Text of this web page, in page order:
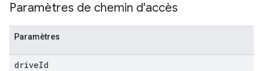
Paramètres de chemin d'accès
Paramètres
driveId